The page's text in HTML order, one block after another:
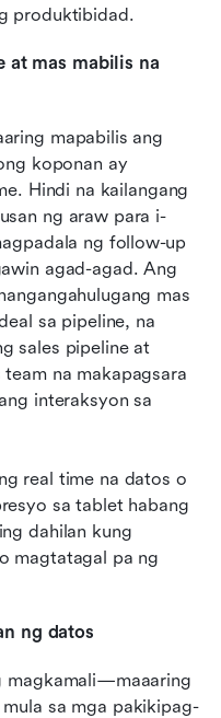
produktibidad.
at mas mabilis na
mapabilis ang
koponan ay
Hindi na kailangang
ng araw para i-
ng follow-up
agad-agad. Ang
mas
sa pipeline, na
sales pipeline at
na makapagsara
interaksyon sa
real time na datos o
sa tablet habang
dahilan kung
magtatagal pa ng
ng datos
magkamali—maaaring
sa mga pakikipag-